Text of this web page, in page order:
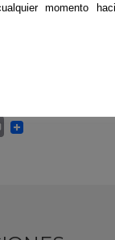
Está dotado con
Andalucía. En él
momento